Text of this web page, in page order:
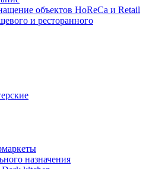
объектов HoReCa и Retail
и ресторанного
назначения